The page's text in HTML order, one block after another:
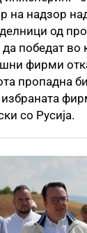
на надзор
од
да победат
фирми
пропадна
со Русија.